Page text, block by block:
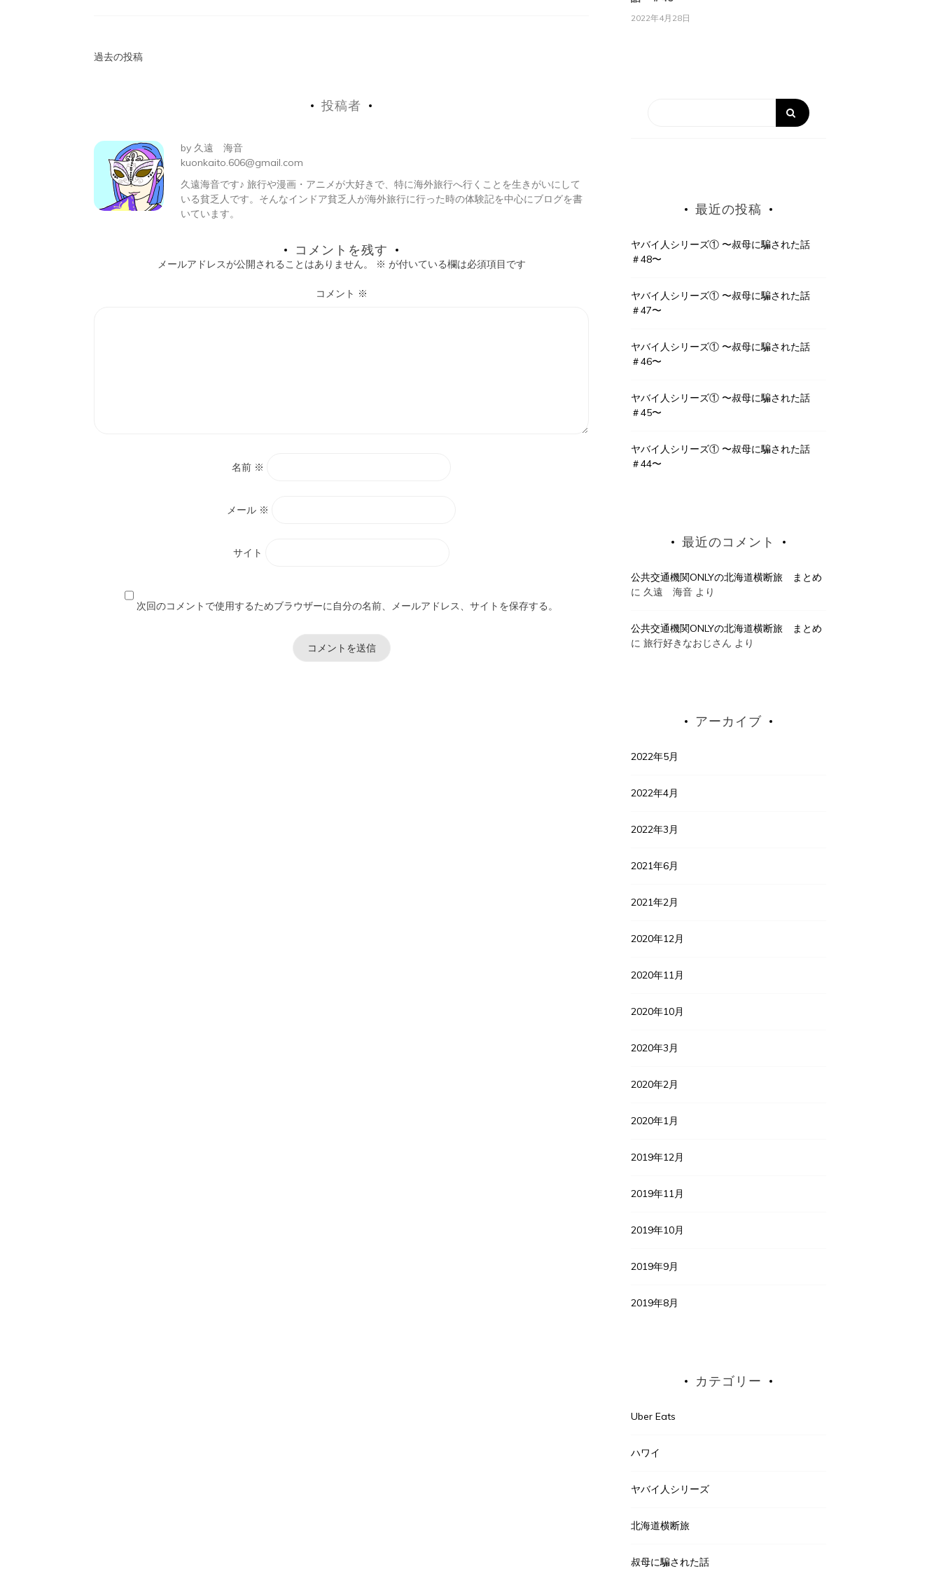
投
ビ
ゲ
ー
過去の投稿
投稿者
by 久遠 海音
kuonkaito.606@gmail.com
久遠海音です♪ 旅行や漫画・アニメが大好きで、特に海外旅行へ行くことを生きがいにして
いる貧乏人です。そんなインドア貧乏人が海外旅行に行った時の体験記を中心にブログを書
いています。
コメントを残す
メールアドレスが公開されることはありません。 ※ が付いている欄は必須項目です
コメント ※
名前 ※
メール ※
サイト
次回のコメントで使用するためブラウザーに自分の名前、メールアドレス、サイトを保存する。
2022年4月28日
最近の投稿
ヤバイ人シリーズ① 〜叔母に騙された話
＃48〜
ヤバイ人シリーズ① 〜叔母に騙された話
＃47〜
ヤバイ人シリーズ① 〜叔母に騙された話
＃46〜
ヤバイ人シリーズ① 〜叔母に騙された話
＃45〜
ヤバイ人シリーズ① 〜叔母に騙された話
＃44〜
最近のコメント
公共交通機関ONLYの北海道横断旅 まとめ
に 久遠 海音 より
公共交通機関ONLYの北海道横断旅 まとめ
に旅行好きなおじさん より
アーカイブ
2022年5月
2022年4月
2022年3月
2021年6月
2021年2月
2020年12月
2020年11月
2020年10月
2020年3月
2020年2月
2020年1月
2019年12月
2019年11月
2019年10月
2019年9月
2019年8月
カテゴリー
Uber Eats
ハワイ
ヤバイ人シリーズ
北海道横断旅
叔母に騙された話